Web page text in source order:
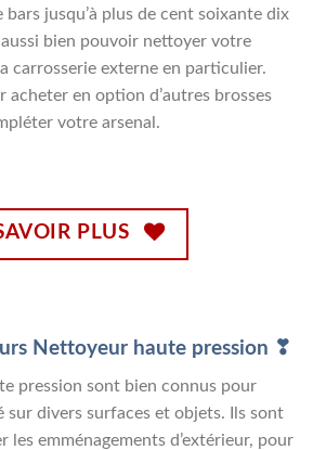
jusqu’à plus de cent soixante dix
bien pouvoir nettoyer votre
carrosserie externe en particulier.
acheter en option d’autres brosses
votre arsenal.
PLUS
Nettoyeur haute pression ❣
pression sont bien connus pour
sur divers surfaces et objets. Ils sont
les emménagements d’extérieur, pour